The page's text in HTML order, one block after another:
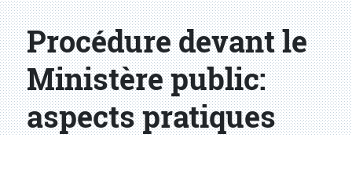
Procédure devant le
Ministère public:
aspects pratiques